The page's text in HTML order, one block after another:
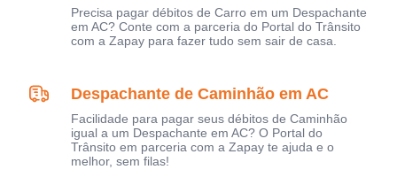
Precisa pagar débitos de Carro em um Despachante
em AC? Conte com a parceria do Portal do Trânsito
com a Zapay para fazer tudo sem sair de casa.
Despachante de Caminhão em AC
Facilidade para pagar seus débitos de Caminhão
igual a um Despachante em AC? O Portal do
Trânsito em parceria com a Zapay te ajuda e o
melhor, sem filas!